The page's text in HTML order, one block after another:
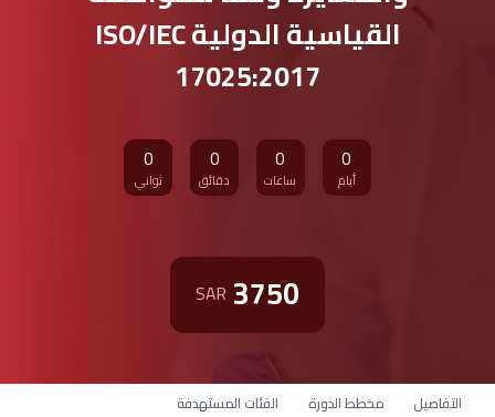
القياسية الدولية ISO/IEC
17025:2017
0
أيام
0
ساعات
0
دقائق
0
ثواني
3750
SAR
التفاصيل مخطط الدورة الفئات المستهدفة